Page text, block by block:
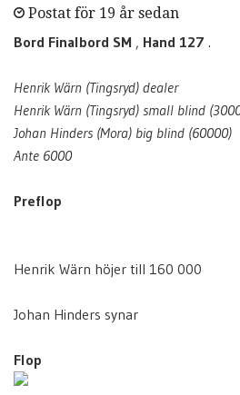
Postat för 19 år sedan
Bord Finalbord SM , Hand 127 .
Henrik Wärn (Tingsryd) dealer
Henrik Wärn (Tingsryd) small blind
Johan Hinders (Mora) big blind (60000)
Ante 6000
Preflop
Henrik Wärn höjer till 160 000
Johan Hinders synar
Flop